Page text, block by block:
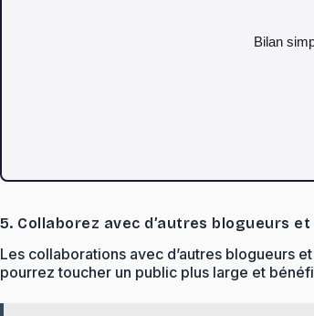
Bilan
5. Collaborez avec d’autres blogueurs
Les collaborations avec d’autres blogueurs
pourrez toucher un public plus large et